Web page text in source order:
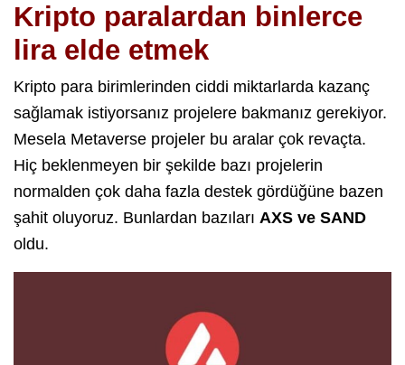
Kripto paralardan binlerce
lira elde etmek
Kripto para birimlerinden ciddi miktarlarda kazanç
sağlamak istiyorsanız projelere bakmanız gerekiyor.
Mesela Metaverse projeler bu aralar çok revaçta.
Hiç beklenmeyen bir şekilde bazı projelerin
normalden çok daha fazla destek gördüğüne bazen
şahit oluyoruz. Bunlardan bazıları AXS ve SAND
oldu.